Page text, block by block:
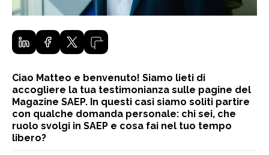
Ciao Matteo e benvenuto! Siamo lieti di
accogliere la tua testimonianza sulle pagine del
Magazine SAEP. In questi casi siamo soliti partire
con qualche domanda personale: chi sei, che
ruolo svolgi in SAEP e cosa fai nel tuo tempo
libero?